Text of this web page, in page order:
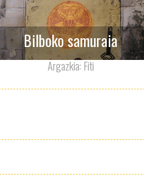
Bilboko samuraia
Argazkia: Fiti